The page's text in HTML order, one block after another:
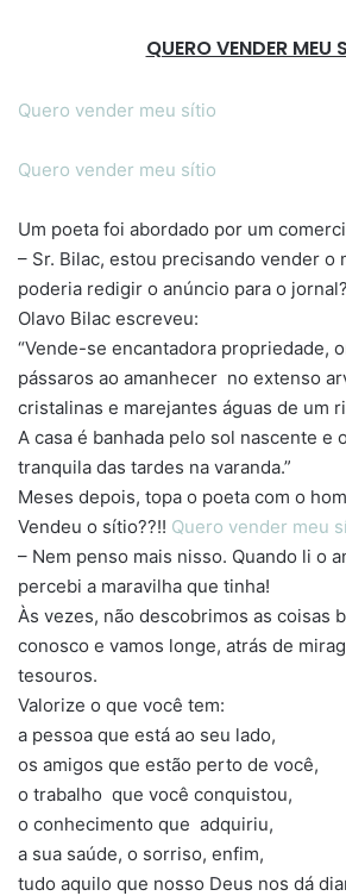
QUERO VENDER MEU
Quero vender meu sítio
Quero vender meu sítio
Um poeta foi abordado por um
– Sr. Bilac, estou precisando vender o
poderia redigir o anúncio para o jornal?
Olavo Bilac escreveu:
“Vende-se encantadora propriedade,
pássaros ao amanhecer no extenso
cristalinas e marejantes águas de um
A casa é banhada pelo sol nascente e
tranquila das tardes na varanda.”
Meses depois, topa o poeta com o
Vendeu o sítio??!! Quero vender meu
– Nem penso mais nisso. Quando li o
percebi a maravilha que tinha!
Às vezes, não descobrimos as coisas
conosco e vamos longe, atrás de
tesouros.
Valorize o que você tem:
a pessoa que está ao seu lado,
os amigos que estão perto de você,
o trabalho que você conquistou,
o conhecimento que adquiriu,
a sua saúde, o sorriso, enfim,
tudo aquilo que nosso Deus nos dá